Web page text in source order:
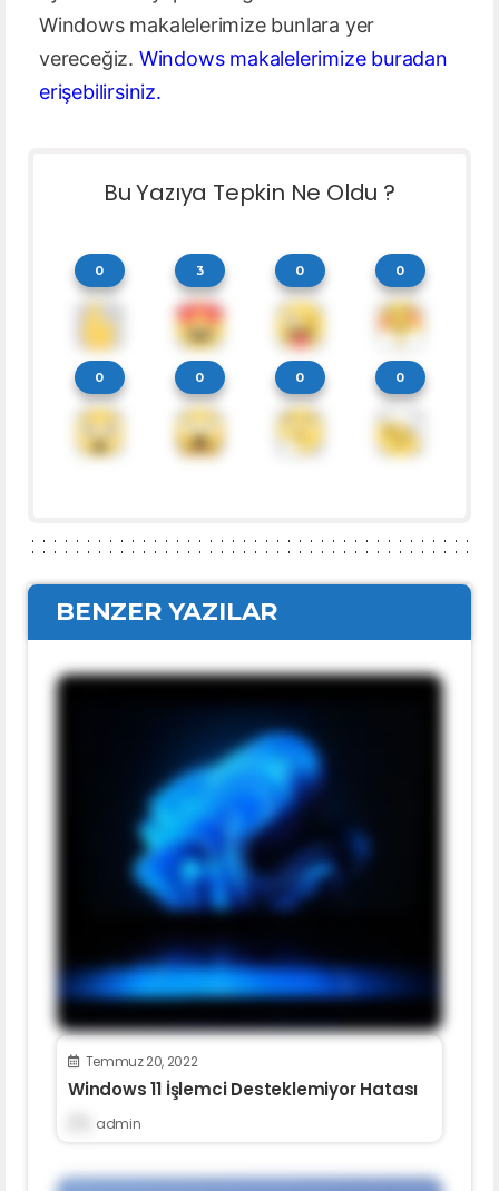
Windows makalelerimize bunlara yer
vereceğiz. Windows makalelerimize buradan
erişebilirsiniz.
Bu Yazıya Tepkin Ne Oldu ?
0 3 0 0
0 0 0 0
BENZER YAZILAR
Temmuz 20, 2022
Windows 11 İşlemci Desteklemiyor Hatası
admin